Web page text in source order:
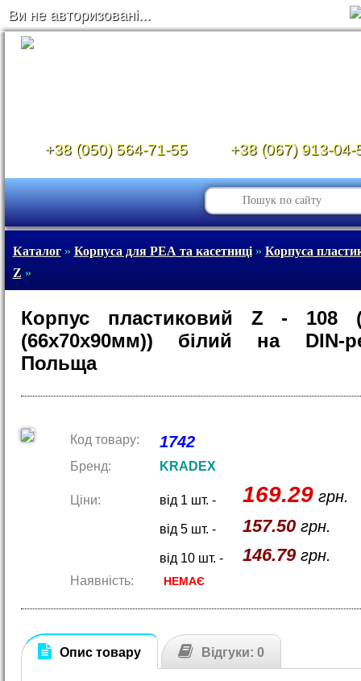
Ви не авторизовані...
+38 (050) 564-71-55 +38 (067) 913-04-
Каталог» Корпуса для РЕА та касетниці» Корпуса
Z»
Корпус пластиковий Z - 108
(66х70х90мм)) білий на DIN-
Польща
Код товару: 1742
Бренд: KRADEX
Ціни: від 1 шт. - 169.29грн.
від 5 шт. - 157.50грн.
від 10 шт. - 146.79грн.
Наявність: НЕМАЄ
Опис товару Відгуки: 0